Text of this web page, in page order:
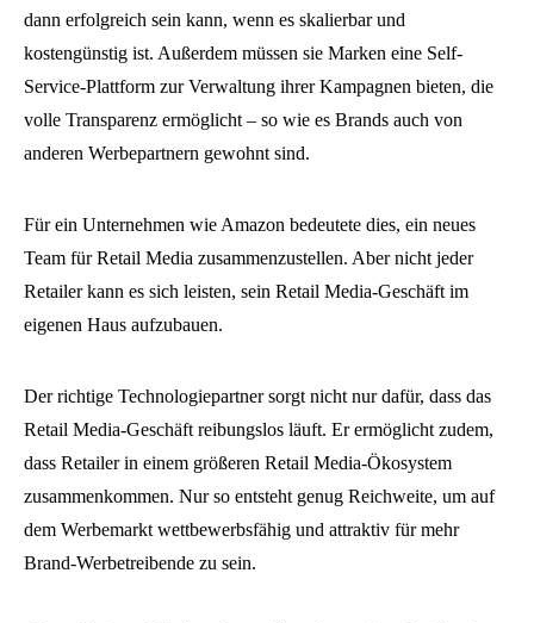
dann erfolgreich sein kann, wenn es skalierbar und
kostengünstig ist. Außerdem müssen sie Marken eine Self-
Service-Plattform zur Verwaltung ihrer Kampagnen bieten, die
volle Transparenz ermöglicht – so wie es Brands auch von
anderen Werbepartnern gewohnt sind.
Für ein Unternehmen wie Amazon bedeutete dies, ein neues
Team für Retail Media zusammenzustellen. Aber nicht jeder
Retailer kann es sich leisten, sein Retail Media-Geschäft im
eigenen Haus aufzubauen.
Der richtige Technologiepartner sorgt nicht nur dafür, dass das
Retail Media-Geschäft reibungslos läuft. Er ermöglicht zudem,
dass Retailer in einem größeren Retail Media-Ökosystem
zusammenkommen. Nur so entsteht genug Reichweite, um auf
dem Werbemarkt wettbewerbsfähig und attraktiv für mehr
Brand-Werbetreibende zu sein.